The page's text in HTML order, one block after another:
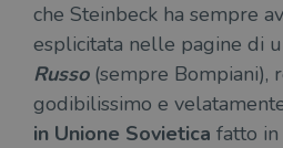
che Steinbeck ha sempre
esplicitata nelle pagine di
Russo(sempre Bompiani),
godibilissimo e
in Unione Sovietica fatto
wordpress_sec_[hash]